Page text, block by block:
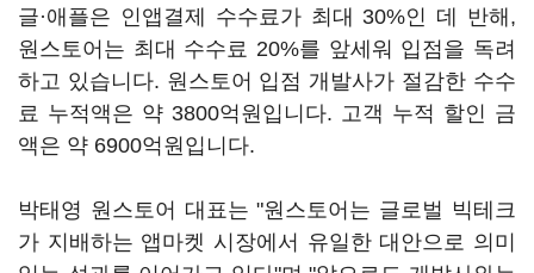
글·애플은 인앱결제 수수료가 최대 30%인 데 반해,
원스토어는 최대 수수료 20%를 앞세워 입점을 독려
하고 있습니다. 원스토어 입점 개발사가 절감한 수수
료 누적액은 약 3800억원입니다. 고객 누적 할인 금
액은 약 6900억원입니다.
박태영 원스토어 대표는 "원스토어는 글로벌 빅테크
가 지배하는 앱마켓 시장에서 유일한 대안으로 의미